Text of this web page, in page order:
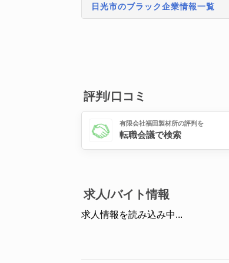
日光市のブラック企業情報一覧
評判/口コミ
有限会社福田製材所の評判を
転職会議で検索
求人/バイト情報
求人情報を読み込み中...